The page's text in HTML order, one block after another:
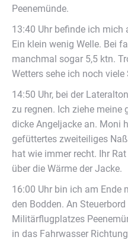
Peenemünde.
13:40 Uhr befinde ich mich
Ein klein wenig Welle. Bei
manchmal sogar 5,5 ktn.
Wetters sehe ich noch viele
14:50 Uhr, bei der
zu regnen. Ich ziehe meine
dicke Angeljacke an. Moni
gefüttertes zweiteiliges
hat wie immer recht. Ihr
über die Wärme der Jacke.
16:00 Uhr bin ich am Ende
den Bodden. An
Militärflugplatzes
in das Fahrwasser